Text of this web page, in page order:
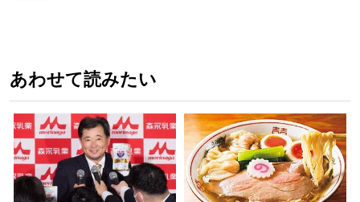
あわせて読みたい